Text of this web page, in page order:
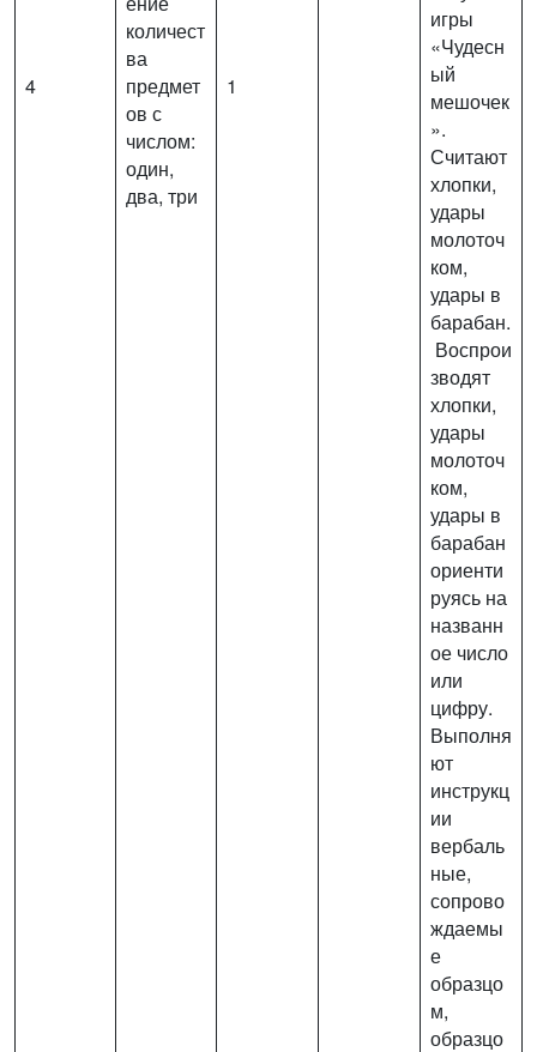
игры
«Чудесн
ый
мешочек
».
Считают
хлопки,
удары
молоточ
ком,
удары в
барабан.
Воспрои
зводят
хлопки,
удары
молоточ
ком,
удары в
барабан
ориенти
руясь на
названн
ое число
или
цифру.
Выполня
ют
инструкц
ии
вербаль
ные,
сопрово
ждаемы
е
образцо
м,
образцо
4
количест
ва
предмет
ов с
числом:
один,
два, три
1